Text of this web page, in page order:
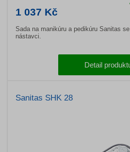
1 037 Kč
Sada na manikúru a pedikúru Sanitas
nástavci.
Detail
Sanitas SHK 28